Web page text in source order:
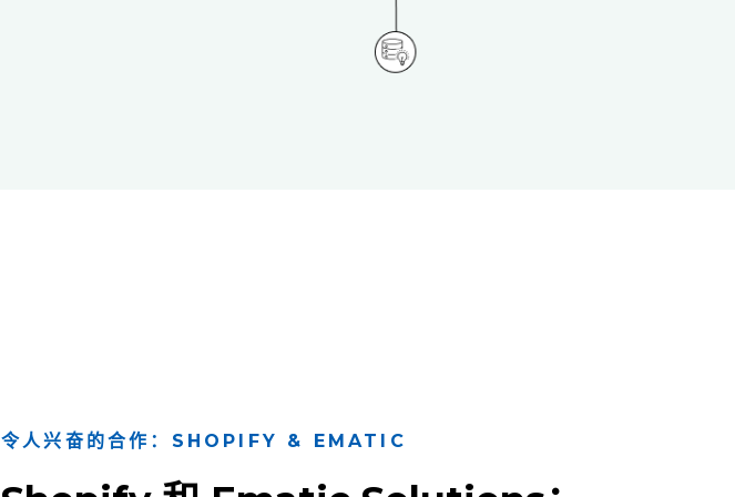
令人兴奋的合作：SHOPIFY & EMATIC